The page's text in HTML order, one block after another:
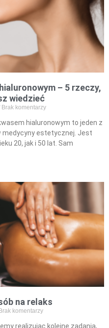
– 5 rzeczy,
wiedzieć
Brak komentarzy
hialuronowym to jeden z
medycyny estetycznej. Jest
20, jak i 50 lat. Sam
na relaks
Brak komentarzy
realizując kolejne zadania,